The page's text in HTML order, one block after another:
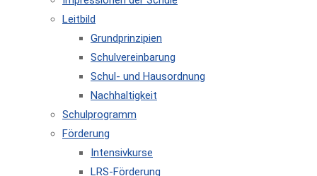
Leitbild
Grundprinzipien
Schulvereinbarung
Schul- und Hausordnung
Nachhaltigkeit
Schulprogramm
Förderung
Intensivkurse
LRS-Förderung